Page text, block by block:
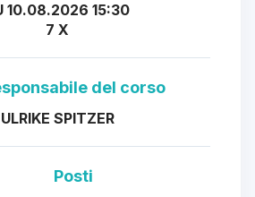
10.08.2026 15:30
7 X
del corso
ULRIKE SPITZER
Posti